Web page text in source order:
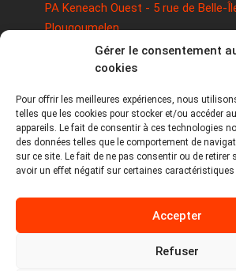
Gérer le consentement
cookies
Pour offrir les meilleures expériences, nous
telles que les cookies pour stocker et/ou accéder
appareils. Le fait de consentir à ces technologies
des données telles que le comportement de
sur ce site. Le fait de ne pas consentir ou de retirer
avoir un effet négatif sur certaines
Accepter
Refuser
PA Keneach Ouest - 5 rue de Belle-
Plougoumelen
contact@logiciels-etiquettes.com
09 71 37 25 93
Copyright © 2026 Tous droits
MPDYS